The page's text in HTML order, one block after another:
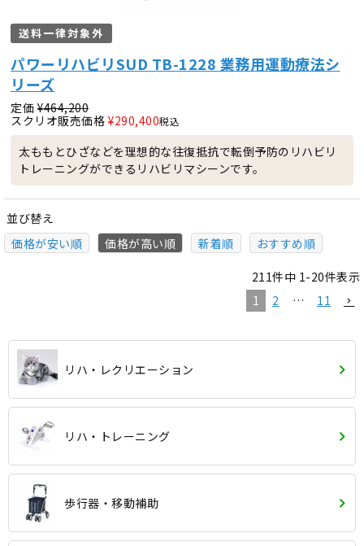
送料一律対象外
パワーリハビリSUD TB-1228 業務用運動療法シ
リーズ
定価 ¥464,200
スクリオ販売価格 ¥290,400税込
太ももとひざなどを理想的な往復抵抗で転倒予防のリハビリ
トレーニングができるリハビリマシーンです。
並び替え
価格が安い順
価格が高い順 新着順 おすすめ順
211件中 1-20件表示
1
2 … 11
リハ・レクリエーション
リハ・トレーニング
歩行器・移動補助